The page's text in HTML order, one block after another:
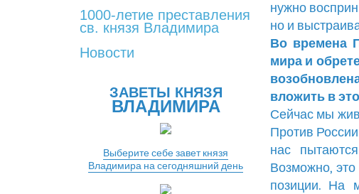
1000-летие преставления
св. князя Владимира
Новости
ЗАВЕТЫ КНЯЗЯ
ВЛАДИМИРА
Выберите себе завет князя
Владимира на сегодняшний день
нужно
но и
Во времена
мира и
вложить в
Сейчас мы
Против
нас
Возможно,
позиции. На